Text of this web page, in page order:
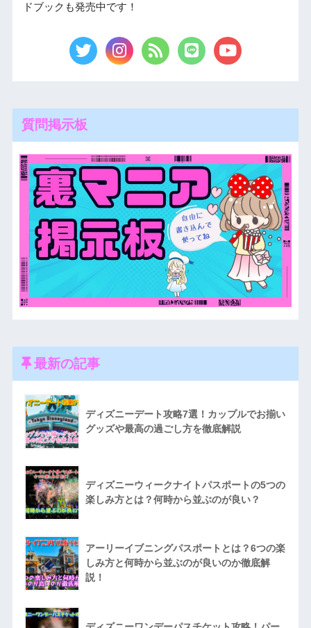
ドブックも発売中です！
質問掲示板
最新の記事
ディズニーデート攻略7選！カップルでお揃い
グッズや最高の過ごし方を徹底解説
ディズニーウィークナイトパスポートの5つの
楽しみ方とは？何時から並ぶのが良い？
アーリーイブニングパスポートとは？6つの楽
しみ方と何時から並ぶのが良いのか徹底解
説！